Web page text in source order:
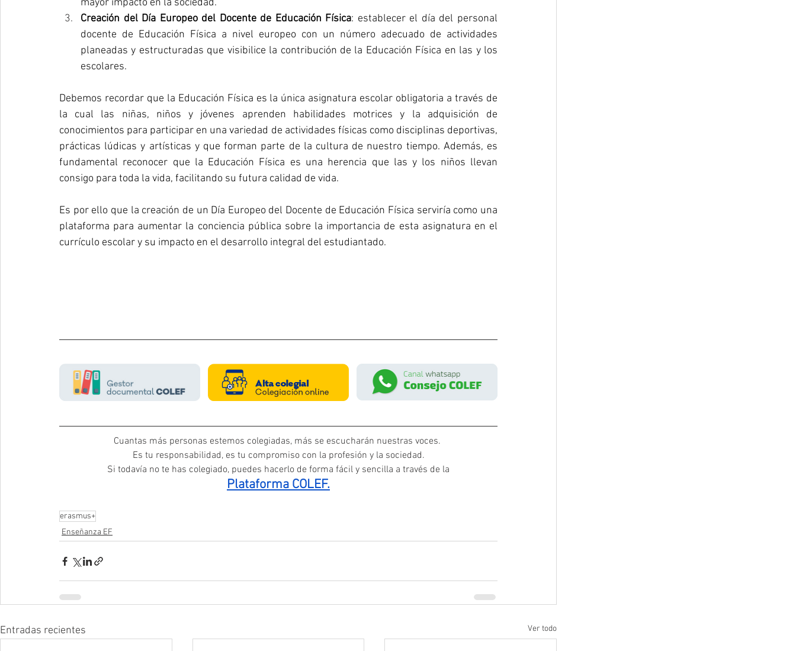
mayor impacto en la sociedad.
Creación del Día Europeo del Docente de Educación Física: establecer el día del personal
docente de Educación Física a nivel europeo con un número adecuado de actividades
planeadas y estructuradas que visibilice la contribución de la Educación Física en las y los
escolares.
Debemos recordar que la Educación Física es la única asignatura escolar obligatoria a través de
la cual las niñas, niños y jóvenes aprenden habilidades motrices y la adquisición de
conocimientos para participar en una variedad de actividades físicas como disciplinas deportivas,
prácticas lúdicas y artísticas y que forman parte de la cultura de nuestro tiempo. Además, es
fundamental reconocer que la Educación Física es una herencia que las y los niños llevan
consigo para toda la vida, facilitando su futura calidad de vida.
Es por ello que la creación de un Día Europeo del Docente de Educación Física serviría como una
plataforma para aumentar la conciencia pública sobre la importancia de esta asignatura en el
currículo escolar y su impacto en el desarrollo integral del estudiantado.
Cuantas más personas estemos colegiadas, más se escucharán nuestras voces.
Es tu responsabilidad, es tu compromiso con la profesión y la sociedad.
Si todavía no te has colegiado, puedes hacerlo de forma fácil y sencilla a través de la
Plataforma COLEF.
erasmus+
Enseñanza EF
Entradas recientes Ver todo